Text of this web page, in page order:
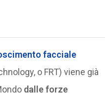
facciale
o FRT) viene già
dalle forze